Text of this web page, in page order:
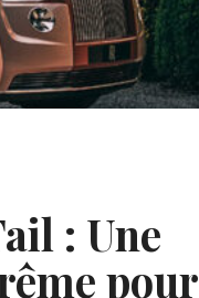
: Une
pour